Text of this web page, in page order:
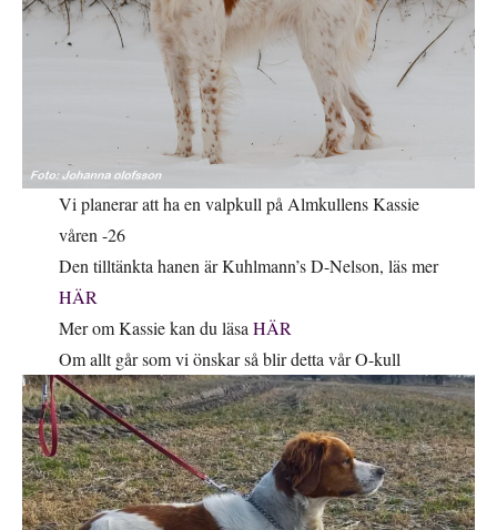
Vi planerar att ha en valpkull på Almkullens Kassie
våren -26
Den tilltänkta hanen är Kuhlmann’s D-Nelson, läs mer
HÄR
Mer om Kassie kan du läsa HÄR
Om allt går som vi önskar så blir detta vår O-kull